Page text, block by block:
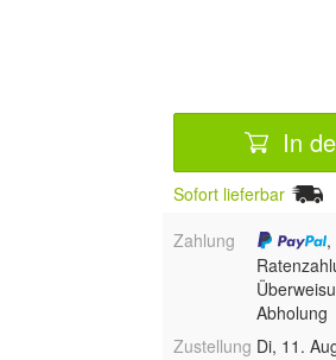
In
Sofort lieferbar
Zahlung
,
Abholung
Zustellung Di, 11.